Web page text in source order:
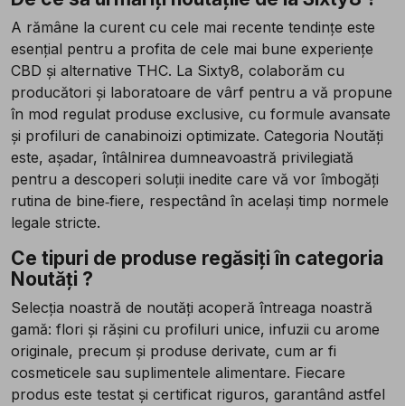
A rămâne la curent cu cele mai recente tendințe este
esențial pentru a profita de cele mai bune experiențe
CBD și alternative THC. La Sixty8, colaborăm cu
producători și laboratoare de vârf pentru a vă propune
în mod regulat produse exclusive, cu formule avansate
și profiluri de canabinoizi optimizate. Categoria Noutăți
este, așadar, întâlnirea dumneavoastră privilegiată
pentru a descoperi soluții inedite care vă vor îmbogăți
rutina de bine‑fiere, respectând în același timp normele
legale stricte.
Ce tipuri de produse regăsiți în categoria
Noutăți ?
Selecția noastră de noutăți acoperă întreaga noastră
gamă: flori și rășini cu profiluri unice, infuzii cu arome
originale, precum și produse derivate, cum ar fi
cosmeticele sau suplimentele alimentare. Fiecare
produs este testat și certificat riguros, garantând astfel